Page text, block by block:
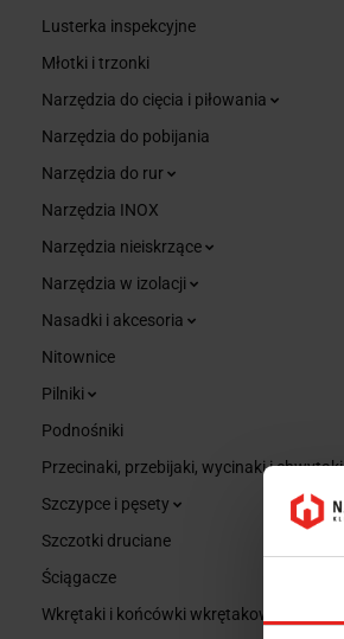
Lusterka inspekcyjne
Młotki i trzonki
Narzędzia do cięcia i piłowania
Narzędzia do pobijania
Narzędzia do rur
Narzędzia INOX
Narzędzia nieiskrzące
Narzędzia w izolacji
Nasadki i akcesoria
Nitownice
Pilniki
Podnośniki
Przecinaki, przebijaki, wycinaki i chwytaki
Szczypce i pęsety
Szczotki druciane
Ściągacze
Wkrętaki i końcówki wkrętakowe